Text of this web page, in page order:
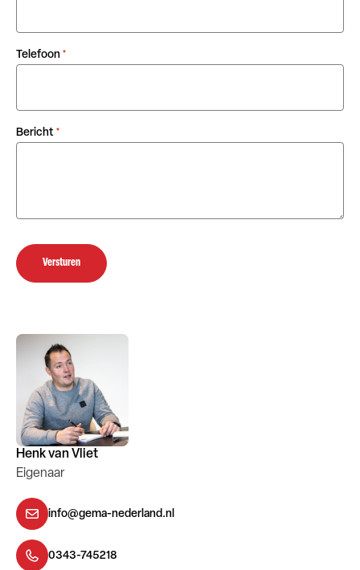
Henk van Vliet
Eigenaar
info@gema-nederland.nl
0343-745218
Telefoon *
Bericht *
Versturen